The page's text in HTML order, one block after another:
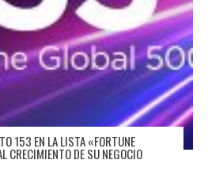
153 EN LA LISTA «FORTUNE
CRECIMIENTO DE SU NEGOCIO